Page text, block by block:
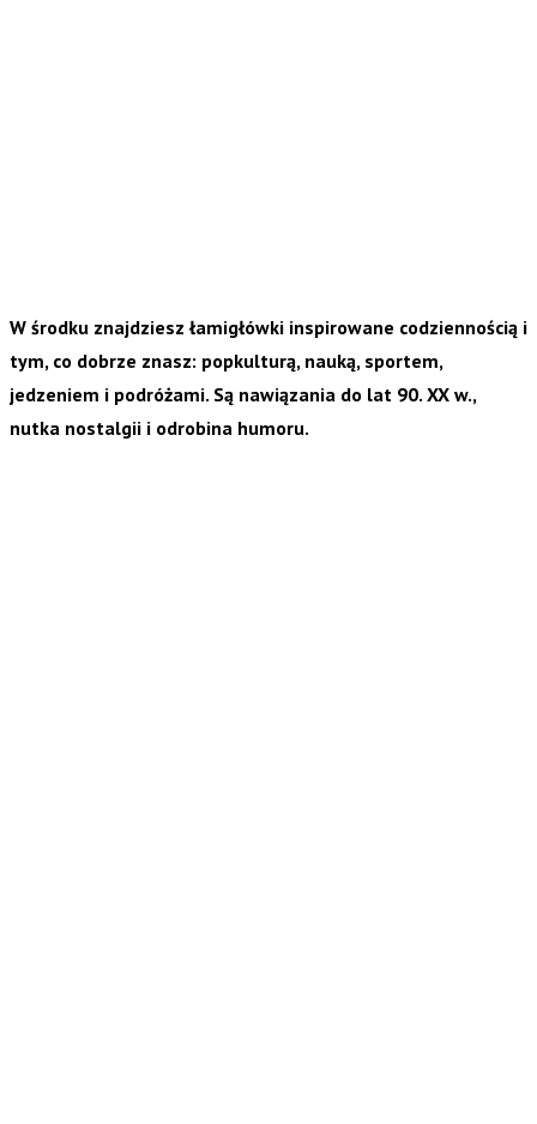
W środku znajdziesz łamigłówki inspirowane codziennością i
tym, co dobrze znasz: popkulturą, nauką, sportem,
jedzeniem i podróżami. Są nawiązania do lat 90. XX w.,
nutka nostalgii i odrobina humoru.